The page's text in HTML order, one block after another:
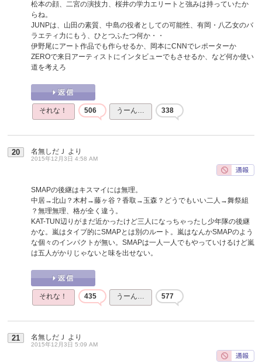
松本の顔、二宮の演技力、桜井の学力エリートと強みは持っていたか
らね。
JUNPは、山田の素質、中島の役者としての可能性、有岡・八乙女のバ
ラエティ力にもう、ひとつふたつ何か・・
伊野尾にアート作品でも作らせるか、岡本にCNNでレポーターか
ZEROで来日アーティストにインタビューでもさせるか、など何か使い
道を考えろ
それな！ 506 うーん… 338
20 名無しだＪ より
2015年12月3日 4:58 AM
SMAPの後継はキスマイには無理。
中居→北山？木村→藤ヶ谷？香取→玉森？どうでもいい二人→舞祭組
？無理無理、格が全く違う。
KAT-TUN辺りがまだ近かったけど三人になっちゃったし少年隊の後継
かな。嵐はタイプ的にSMAPとは別のルート。嵐はなんかSMAPのよう
な個々のインパクトが無い。SMAPは一人一人でもやっていけるけど嵐
は五人がかりじゃないと味を出せない。
それな！ 435 うーん… 577
21 名無しだＪ より
2015年12月3日 5:09 AM